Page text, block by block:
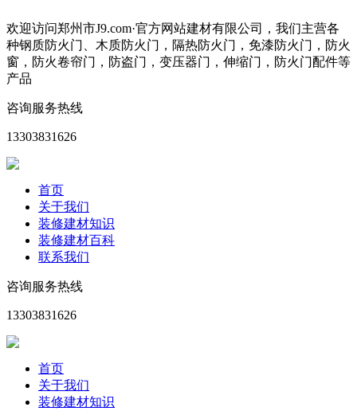
欢迎访问郑州市J9.com·官方网站建材有限公司，我们主营各
种钢质防火门、木质防火门，隔热防火门，免漆防火门，防火
窗，防火卷帘门，防盗门，变压器门，伸缩门，防火门配件等
产品
咨询服务热线
13303831626
首页
关于我们
装修建材知识
装修建材百科
联系我们
咨询服务热线
13303831626
首页
关于我们
装修建材知识